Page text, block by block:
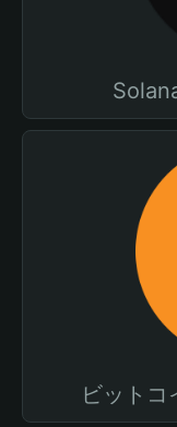
ビットコ